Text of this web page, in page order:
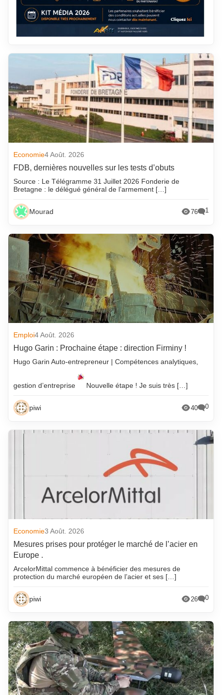
Economie4 Août. 2026
FDB, dernières nouvelles sur les tests d’obuts
Source : Le Télégramme 31 Juillet 2026 Fonderie de
Bretagne : le délégué général de l’armement […]
Mourad 76 1
Emploi4 Août. 2026
Hugo Garin : Prochaine étape : direction Firminy !
Hugo Garin Auto-entrepreneur | Compétences analytiques,
gestion d’entreprise Nouvelle étape ! Je suis très […]
piwi 40 0
Economie3 Août. 2026
Mesures prises pour protéger le marché de l’acier en
Europe .
ArcelorMittal commence à bénéficier des mesures de
protection du marché européen de l’acier et ses […]
piwi 26 0